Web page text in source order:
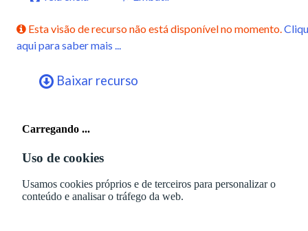
Esta visão de recurso não está disponível no momento.
aqui para saber mais ...
Baixar recurso